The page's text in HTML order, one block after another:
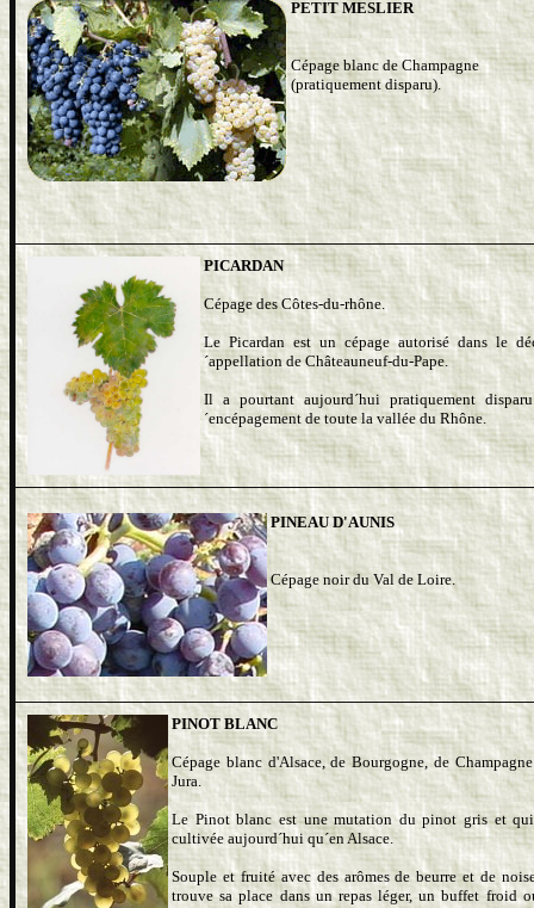
PETIT MESLIER
Cépage blanc de Champagne
(pratiquement disparu).
PICARDAN
Cépage des Côtes-du-rhône.
Le Picardan est un cépage autorisé dans le
´appellation de Châteauneuf-du-Pape.
Il a pourtant aujourd´hui pratiquement
´encépagement de toute la vallée du Rhône.
PINEAU D'AUNIS
Cépage noir du Val de Loire.
PINOT BLANC
Cépage blanc d'Alsace, de Bourgogne, de
Jura.
Le Pinot blanc est une mutation du pinot gris et qui
cultivée aujourd´hui qu´en Alsace.
Souple et fruité avec des arômes de beurre et de
trouve sa place dans un repas léger, un buffet froid